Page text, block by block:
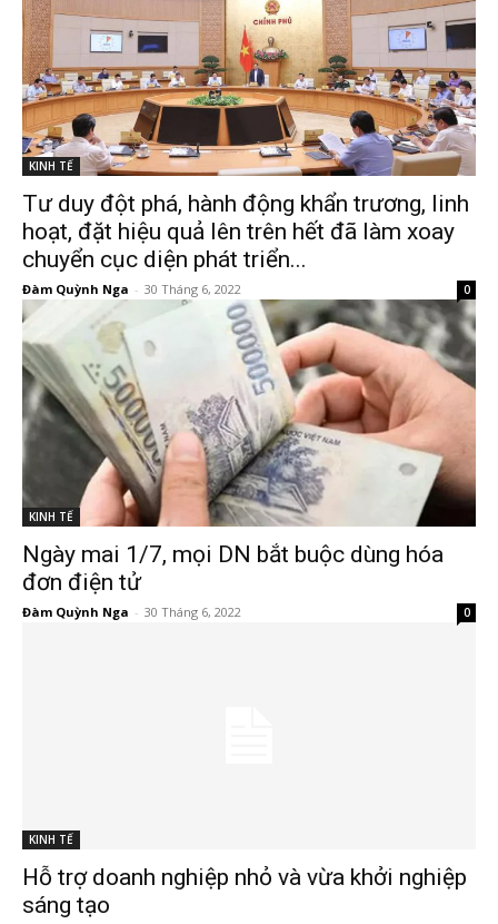
KINH TẾ
Tư duy đột phá, hành động khẩn trương, linh
hoạt, đặt hiệu quả lên trên hết đã làm xoay
chuyển cục diện phát triển...
Đàm Quỳnh Nga - 30 Tháng 6, 2022 0
KINH TẾ
Ngày mai 1/7, mọi DN bắt buộc dùng hóa
đơn điện tử
Đàm Quỳnh Nga - 30 Tháng 6, 2022 0
KINH TẾ
Hỗ trợ doanh nghiệp nhỏ và vừa khởi nghiệp
sáng tạo